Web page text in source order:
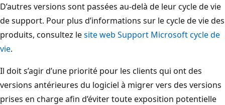
D’autres versions sont passées au-delà de leur cycle de vie
de support. Pour plus d’informations sur le cycle de vie des
produits, consultez lesite web Support Microsoft cycle de
vie.
Il doit s’agir d’une priorité pour les clients qui ont des
versions antérieures du logiciel à migrer vers des versions
prises en charge afin d’éviter toute exposition potentielle